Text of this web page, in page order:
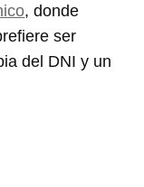
, donde
ser
del DNI y un